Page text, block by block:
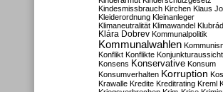
Kindesmissbrauch Kirchen Klaus
Kleiderordnung Kleinanleger
Klimaneutralität Klimawandel
Klára Dobrev Kommunalpolitik
Kommunalwahlen
Konflikt Konflikte
Konsens Konservative Konsum
Konsumverhalten Korruption
Krawalle Kredite Kreditrating Kreml